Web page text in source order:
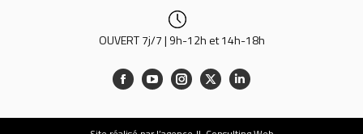
OUVERT 7j/7 | 9h-12h et 14h-18h